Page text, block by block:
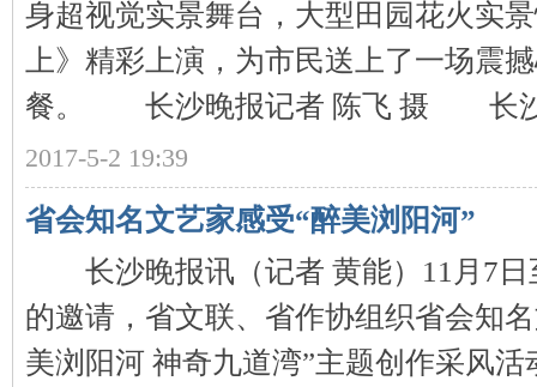
身超视觉实景舞台，大型田园花火实
上》精彩上演，为市民送上了一场震
餐。 长沙晚报记者 陈飞 摄 长沙
2017-5-2 19:39
省会知名文艺家感受“醉美浏阳河”
长沙晚报讯（记者 黄能）11月7日
的邀请，省文联、省作协组织省会知
美浏阳河 神奇九道湾”主题创作采风